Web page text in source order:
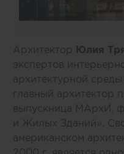
Архитектор Юлия
экспертов
архитектурной
главный архитектор
выпускница МАрхИ,
и Жилых Зданий».
американском